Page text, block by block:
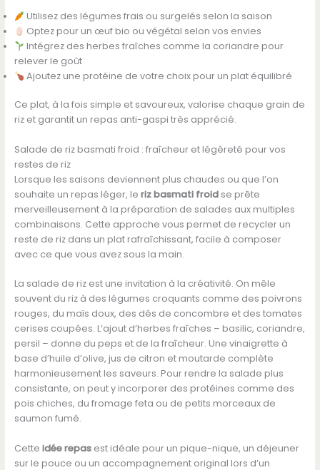
Utilisez des légumes frais ou surgelés selon la saison
Optez pour un œuf bio ou végétal selon vos envies
Intégrez des herbes fraîches comme la coriandre pour
relever le goût
Ajoutez une protéine de votre choix pour un plat équilibré
Ce plat, à la fois simple et savoureux, valorise chaque grain de
riz et garantit un repas anti-gaspi très apprécié.
Salade de riz basmati froid : fraîcheur et légèreté pour vos
restes de riz
Lorsque les saisons deviennent plus chaudes ou que l’on
souhaite un repas léger, le riz basmati froidse prête
merveilleusement à la préparation de salades aux multiples
combinaisons. Cette approche vous permet de recycler un
reste de riz dans un plat rafraîchissant, facile à composer
avec ce que vous avez sous la main.
La salade de riz est une invitation à la créativité. On mêle
souvent du riz à des légumes croquants comme des poivrons
rouges, du maïs doux, des dés de concombre et des tomates
cerises coupées. L’ajout d’herbes fraîches – basilic, coriandre,
persil – donne du peps et de la fraîcheur. Une vinaigrette à
base d’huile d’olive, jus de citron et moutarde complète
harmonieusement les saveurs. Pour rendre la salade plus
consistante, on peut y incorporer des protéines comme des
pois chiches, du fromage feta ou de petits morceaux de
saumon fumé.
Cette idée repasest idéale pour un pique-nique, un déjeuner
sur le pouce ou un accompagnement original lors d’un